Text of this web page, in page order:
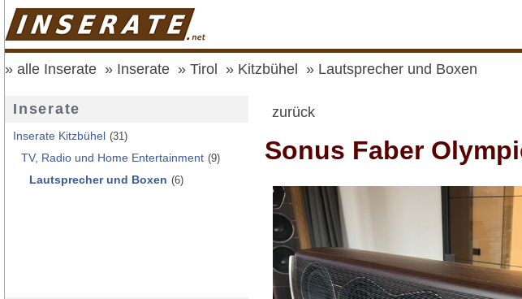
alle Inserate Inserate Tirol Kitzbühel Lautsprecher und Boxen
zurück
Sonus Faber
Inserate
Inserate Kitzbühel (31)
TV, Radio und Home Entertainment (9)
Lautsprecher und Boxen (6)